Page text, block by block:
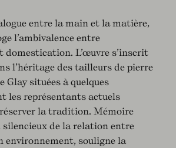
entre la main et la matière,
l’ambivalence entre
domestication. L’œuvre s’inscrit
l’héritage des tailleurs de pierre
Glay situées à quelques
les représentants actuels
la tradition. Mémoire
silencieux de la relation entre
environnement, souligne la